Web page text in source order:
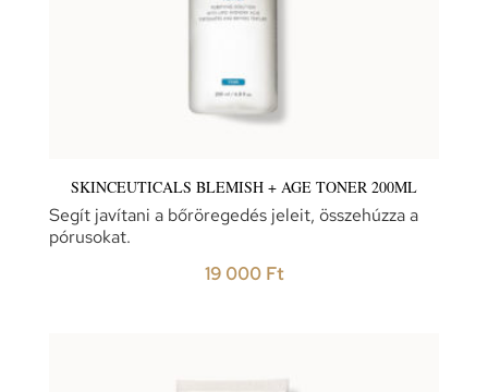
SKINCEUTICALS BLEMISH + AGE TONER 200ML
Segít javítani a bőröregedés jeleit, összehúzza a
pórusokat.
19 000 Ft